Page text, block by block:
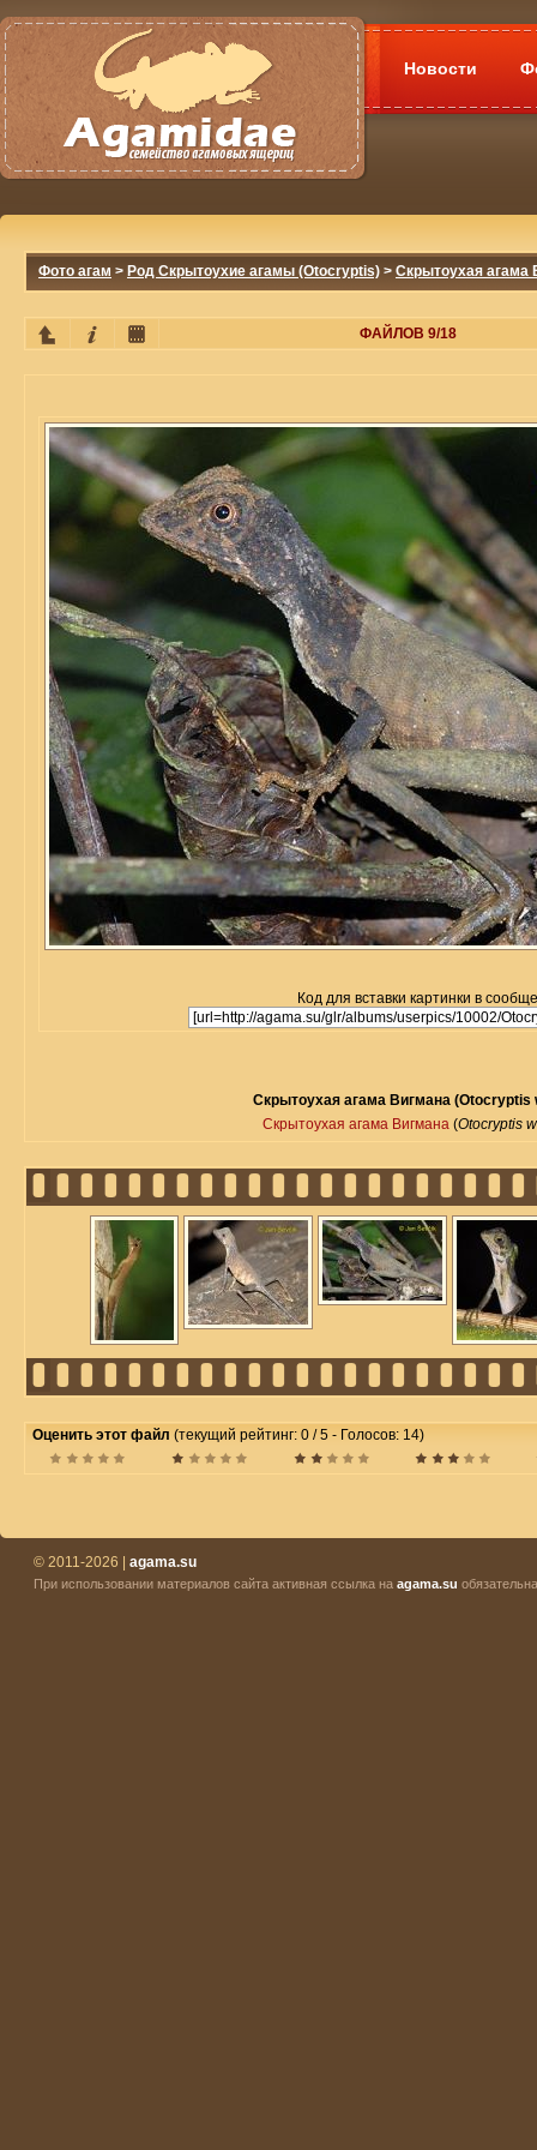
Новости
Фото агам > Род Скрытоухие агамы (Otocryptis) > Скрытоухая агама
ФАЙЛОВ 9/18
Код для вставки картинки в
Скрытоухая агама Вигмана (Otocryptis
Скрытоухая агама Вигмана (Otocryptis
Оценить этот файл (текущий рейтинг: 0 / 5 - Голосов: 14)
© 2011-2026 | agama.su
При использовании материалов сайта активная ссылка на agama.su